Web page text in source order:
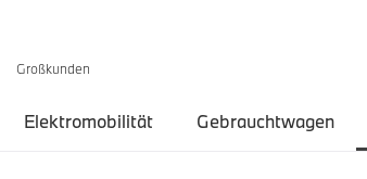
Großkunden
Elektromobilität Gebrauchtwagen